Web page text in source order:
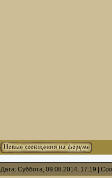
Дата: Суббота, 09.08.2014, 17:19 |